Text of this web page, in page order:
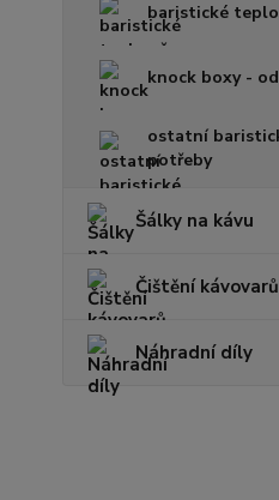
baristické
knock boxy -
ostatní
potřeby
Šálky na kávu
Čištění kávovarů
Náhradní díly